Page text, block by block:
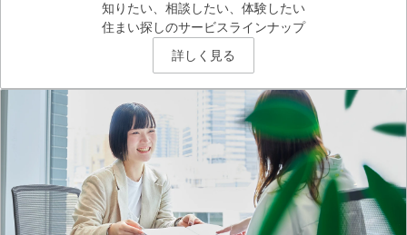
知りたい、相談したい、体験したい
住まい探しのサービスラインナップ
詳しく見る